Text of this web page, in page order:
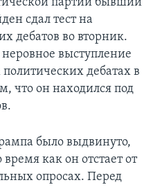
партии бывший
сдал тест на
дебатов во вторник.
выступление
дебатах в
что он находился под
было выдвинуто,
как он отстает от
опросах. Перед